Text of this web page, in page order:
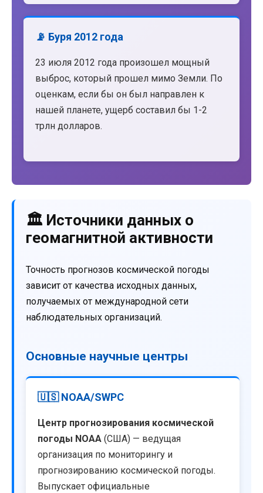
📡 Буря 2012 года
23 июля 2012 года произошел мощный
выброс, который прошел мимо Земли. По
оценкам, если бы он был направлен к
нашей планете, ущерб составил бы 1-2
трлн долларов.
🏛️ Источники данных о
геомагнитной активности
Точность прогнозов космической погоды
зависит от качества исходных данных,
получаемых от международной сети
наблюдательных организаций.
Основные научные центры
🇺🇸 NOAA/SWPC
Центр прогнозирования космической
погоды NOAA (США) — ведущая
организация по мониторингу и
прогнозированию космической погоды.
Выпускает официальные